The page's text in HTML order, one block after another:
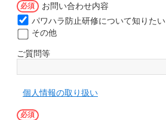
お問い合わせ内容
パワハラ防止研修について知りたい
その他
ご質問等
個人情報の取り扱い